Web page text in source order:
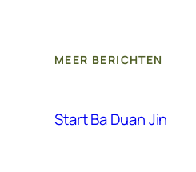
MEER BERICHTEN
Start Ba Duan Jin